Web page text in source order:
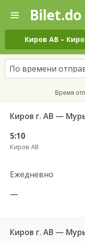
—
Поиск
и
покупка
билетов
на
автобус
онлайн
Bilet.do
Киров АВ –
По времени
Время
Киров г. АВ —
5:10
Киров АВ
Ежедневно
—
Киров г. АВ —